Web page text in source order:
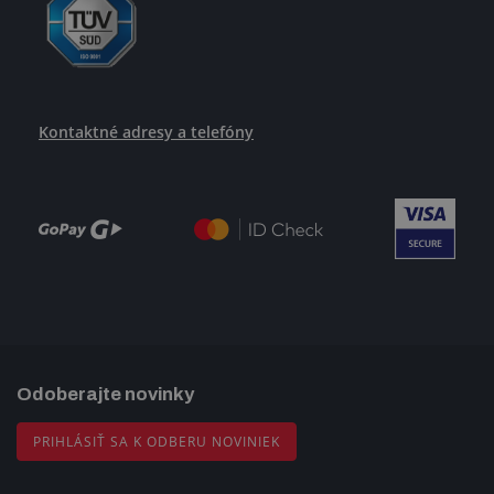
Kontaktné adresy a telefóny
Odoberajte novinky
PRIHLÁSIŤ SA K ODBERU NOVINIEK